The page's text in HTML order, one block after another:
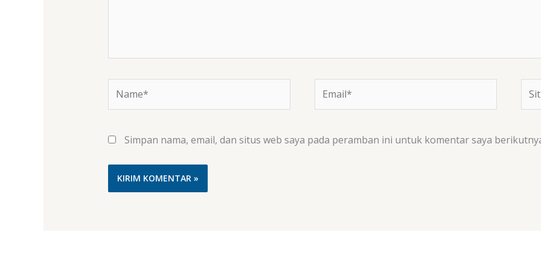
Web
Simpan nama, email, dan situs web saya pada peramban ini untuk komentar saya